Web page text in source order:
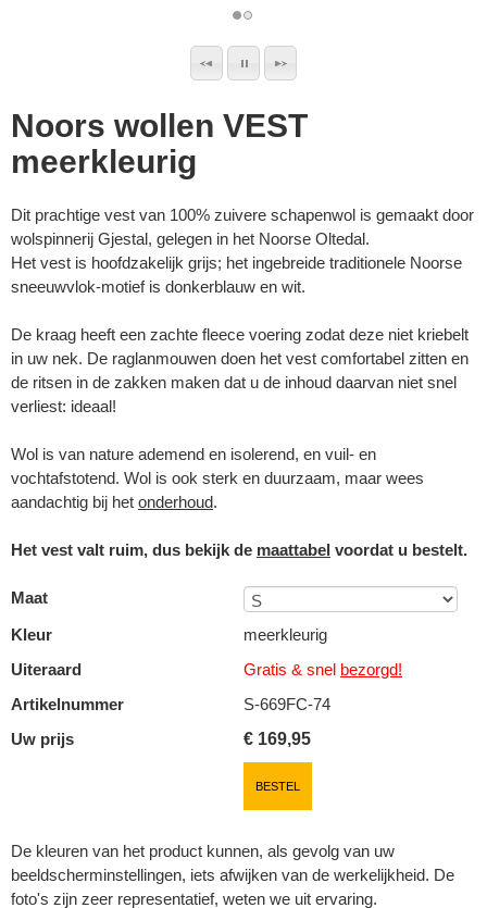
Noors wollen VEST
meerkleurig
Dit prachtige vest van 100% zuivere schapenwol is gemaakt door
wolspinnerij Gjestal, gelegen in het Noorse Oltedal.
Het vest is hoofdzakelijk grijs; het ingebreide traditionele Noorse
sneeuwvlok-motief is donkerblauw en wit.
De kraag heeft een zachte fleece voering zodat deze niet kriebelt
in uw nek. De raglanmouwen doen het vest comfortabel zitten en
de ritsen in de zakken maken dat u de inhoud daarvan niet snel
verliest: ideaal!
Wol is van nature ademend en isolerend, en vuil- en
vochtafstotend. Wol is ook sterk en duurzaam, maar wees
aandachtig bij het onderhoud.
Het vest valt ruim, dus bekijk de maattabel voordat u bestelt.
Maat
Kleur
meerkleurig
Uiteraard
Gratis & snel bezorgd!
Artikelnummer
S-669FC-74
Uw prijs
€ 169,95
BESTEL
De kleuren van het product kunnen, als gevolg van uw
beeldscherminstellingen, iets afwijken van de werkelijkheid. De
foto's zijn zeer representatief, weten we uit ervaring.